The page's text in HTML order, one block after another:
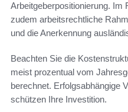
Arbeitgeberpositionierung. Im
zudem arbeitsrechtliche
und die Anerkennung
Beachten Sie die
meist prozentual vom
berechnet. Erfolgsabhängige
schützen Ihre Investition.